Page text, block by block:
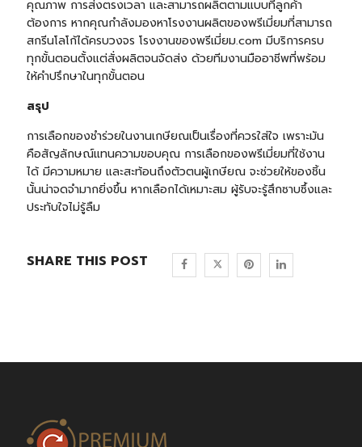
คุณภาพ การส่งตรงเวลา และสามารถผลิตตามแบบที่ลูกค้า
ต้องการ หากคุณกำลังมองหาโรงงานผลิตของพรีเมี่ยมที่สามารถ
สกรีนโลโก้ได้ครบวงจร โรงงานของพรีเมี่ยม.comมีบริการครบ
ทุกขั้นตอนตั้งแต่สั่งผลิตจนจัดส่ง ด้วยทีมงานมืออาชีพที่พร้อม
ให้คำปรึกษาในทุกขั้นตอน
สรุป
การเลือกของชำร่วยในงานเกษียณเป็นเรื่องที่ควรใส่ใจ เพราะมัน
คือสัญลักษณ์แทนความขอบคุณ การเลือกของพรีเมี่ยมที่ใช้งาน
ได้ มีความหมาย และสะท้อนถึงตัวตนผู้เกษียณ จะช่วยให้ของชิ้น
นั้นน่าจดจำมากยิ่งขึ้น หากเลือกได้เหมาะสม ผู้รับจะรู้สึกซาบซึ้งและ
ประทับใจไม่รู้ลืม
SHARE THIS POST